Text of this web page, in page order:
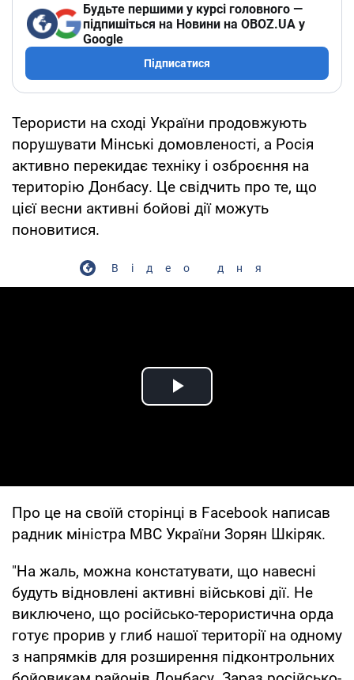
Будьте першими у курсі головного —
підпишіться на Новини на OBOZ.UA у
Google
Підписатися
Терористи на сході України продовжують
порушувати Мінські домовленості, а Росія
активно перекидає техніку і озброєння на
територію Донбасу. Це свідчить про те, що
цієї весни активні бойові дії можуть
поновитися.
Відео дня
Play Video
Про це на своїй сторінці в Facebook написав
радник міністра МВС України Зорян Шкіряк.
"На жаль, можна констатувати, що навесні
будуть відновлені активні військові дії. Не
виключено, що російсько-терористична орда
готує прорив у глиб нашої території на одному
з напрямків для розширення підконтрольних